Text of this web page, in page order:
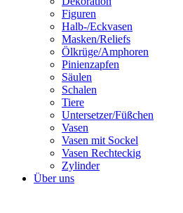
Figuren
Halb-/Eckvasen
Masken/Reliefs
Ölkrüge/Amphoren
Pinienzapfen
Säulen
Schalen
Tiere
Untersetzer/Füßchen
Vasen
Vasen mit Sockel
Vasen Rechteckig
Zylinder
Über uns